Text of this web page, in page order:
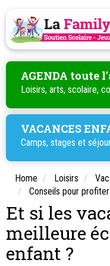
AGENDA toute
Loisirs, arts, scolaire,
VACANCES
Camps, stages et
Home Loisirs
Conseils pour
Et si les
meilleure
enfant ?